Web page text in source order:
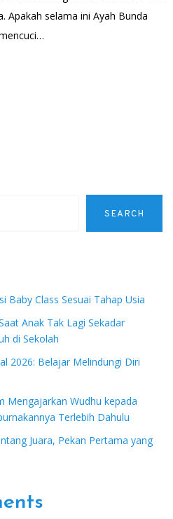
Apakah selama ini Ayah Bunda
SEARCH
Baby Class Sesuai Tahap Usia
Anak Tak Lagi Sekadar
di Sekolah
2026: Belajar Melindungi Diri
Mengajarkan Wudhu kepada
Terlebih Dahulu
Juara, Pekan Pertama yang